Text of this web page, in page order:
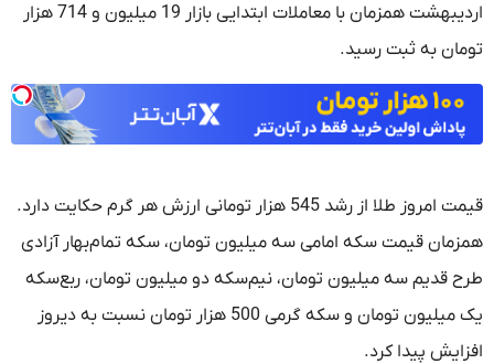
اردیبهشت همزمان با معاملات ابتدایی بازار 19 میلیون و 714 هزار
تومان به ثبت رسید.
قیمت امروز طلا از رشد 545 هزار تومانی ارزش هر گرم حکایت دارد.
همزمان قیمت سکه امامی سه میلیون تومان، سکه‌ تمام‌بهار آزادی
طرح قدیم سه میلیون تومان، نیم‌سکه دو میلیون تومان، ربع‌سکه
یک میلیون تومان و سکه گرمی 500 هزار تومان نسبت به دیروز
افزایش پیدا کرد.